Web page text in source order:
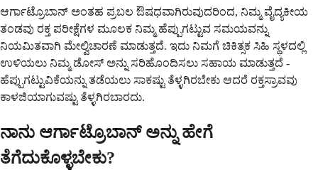
ಆರ್ಗಾಟ್ರೊಬಾನ್ ಅಂತಹ ಪ್ರಬಲ ಔಷಧವಾಗಿರುವುದರಿಂದ, ನಿಮ್ಮ ವೈದ್ಯಕೀಯ
ತಂಡವು ರಕ್ತ ಪರೀಕ್ಷೆಗಳ ಮೂಲಕ ನಿಮ್ಮ ಹೆಪ್ಪುಗಟ್ಟುವ ಸಮಯವನ್ನು
ನಿಯಮಿತವಾಗಿ ಮೇಲ್ವಿಚಾರಣೆ ಮಾಡುತ್ತದೆ. ಇದು ನಿಮಗೆ ಚಿಕಿತ್ಸಕ ಸಿಹಿ ಸ್ಥಳದಲ್ಲಿ
ಉಳಿಯಲು ನಿಮ್ಮ ಡೋಸ್ ಅನ್ನು ಸರಿಹೊಂದಿಸಲು ಸಹಾಯ ಮಾಡುತ್ತದೆ -
ಹೆಪ್ಪುಗಟ್ಟುವಿಕೆಯನ್ನು ತಡೆಯಲು ಸಾಕಷ್ಟು ತೆಳ್ಳಗಿರಬೇಕು ಆದರೆ ರಕ್ತಸ್ರಾವವು
ಕಾಳಜಿಯಾಗುವಷ್ಟು ತೆಳ್ಳಗಿರಬಾರದು.
ನಾನು ಆರ್ಗಾಟ್ರೊಬಾನ್ ಅನ್ನು ಹೇಗೆ
ತೆಗೆದುಕೊಳ್ಳಬೇಕು?